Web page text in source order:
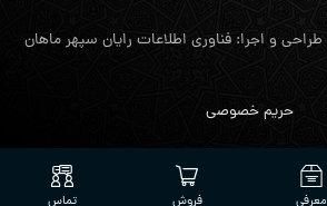
طراحی و اجرا: فناوری اطلاعات رایان سپهر ماهان
حریم خصوصی
معرفی فروش تماس